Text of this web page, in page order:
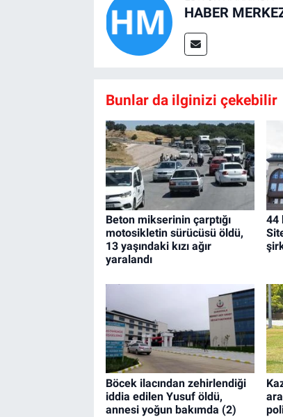
HABER
Bunlar da ilginizi çekebilir
Beton mikserinin çarptığı
motosikletin sürücüsü öldü,
13 yaşındaki kızı ağır
yaralandı
44
Böcek ilacından zehirlendiği
iddia edilen Yusuf öldü,
annesi yoğun bakımda (2)